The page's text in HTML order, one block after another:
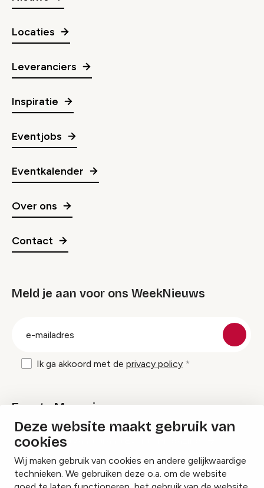
Deze website maakt gebruik van
cookies
Wij maken gebruik van cookies en andere gelijkwaardige
technieken. We gebruiken deze o.a. om de website
Locaties
Leveranciers
Inspiratie
Eventjobs
Eventkalender
Over ons
Contact
Meld je aan voor ons WeekNieuws
Ik ga akkoord met de privacy policy
Events Magazine
Ik ontvang graag Events Magazine